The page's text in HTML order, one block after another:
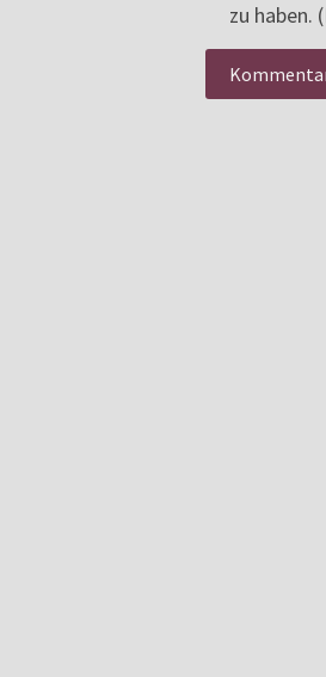
zu haben.